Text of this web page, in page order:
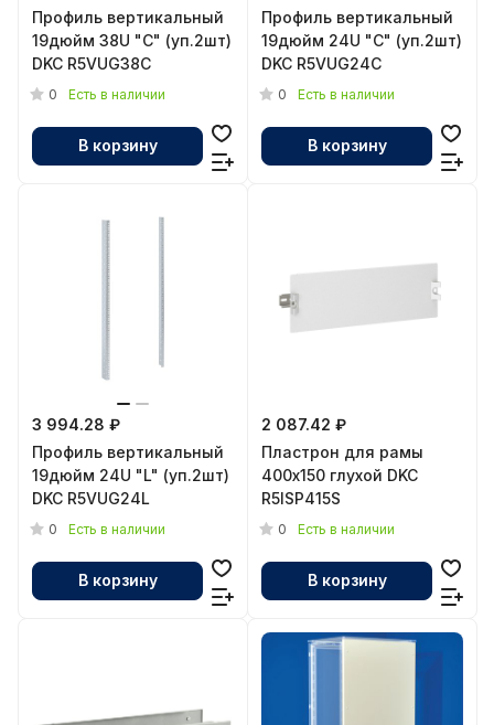
Профиль вертикальный
19дюйм 38U "С" (уп.2шт)
DKC R5VUG38C
0 Есть в наличии
В корзину
Профиль вертикальный
19дюйм 24U "С" (уп.2шт)
DKC R5VUG24C
0 Есть в наличии
В корзину
3 994.28 ₽
Профиль вертикальный
19дюйм 24U "L" (уп.2шт)
DKC R5VUG24L
0 Есть в наличии
В корзину
2 087.42 ₽
Пластрон для рамы
400х150 глухой DKC
R5ISP415S
0 Есть в наличии
В корзину